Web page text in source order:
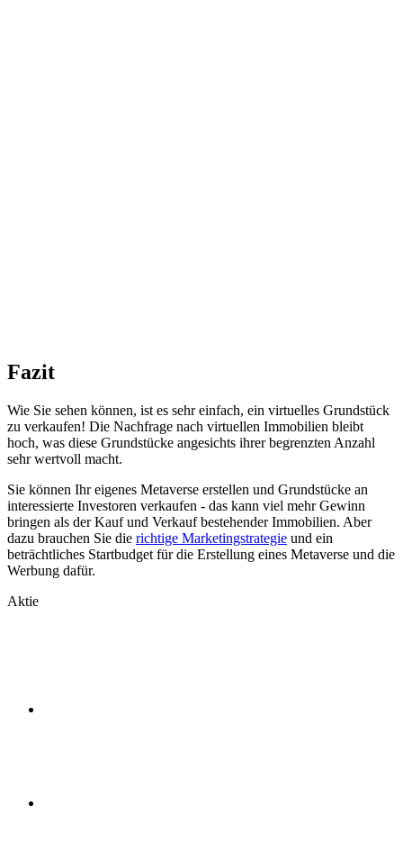
Fazit
Wie Sie sehen können, ist es sehr einfach, ein virtuelles Grundstück
zu verkaufen! Die Nachfrage nach virtuellen Immobilien bleibt
hoch, was diese Grundstücke angesichts ihrer begrenzten Anzahl
sehr wertvoll macht.
Sie können Ihr eigenes Metaverse erstellen und Grundstücke an
interessierte Investoren verkaufen - das kann viel mehr Gewinn
bringen als der Kauf und Verkauf bestehender Immobilien. Aber
dazu brauchen Sie die richtige Marketingstrategie und ein
beträchtliches Startbudget für die Erstellung eines Metaverse und die
Werbung dafür.
Aktie